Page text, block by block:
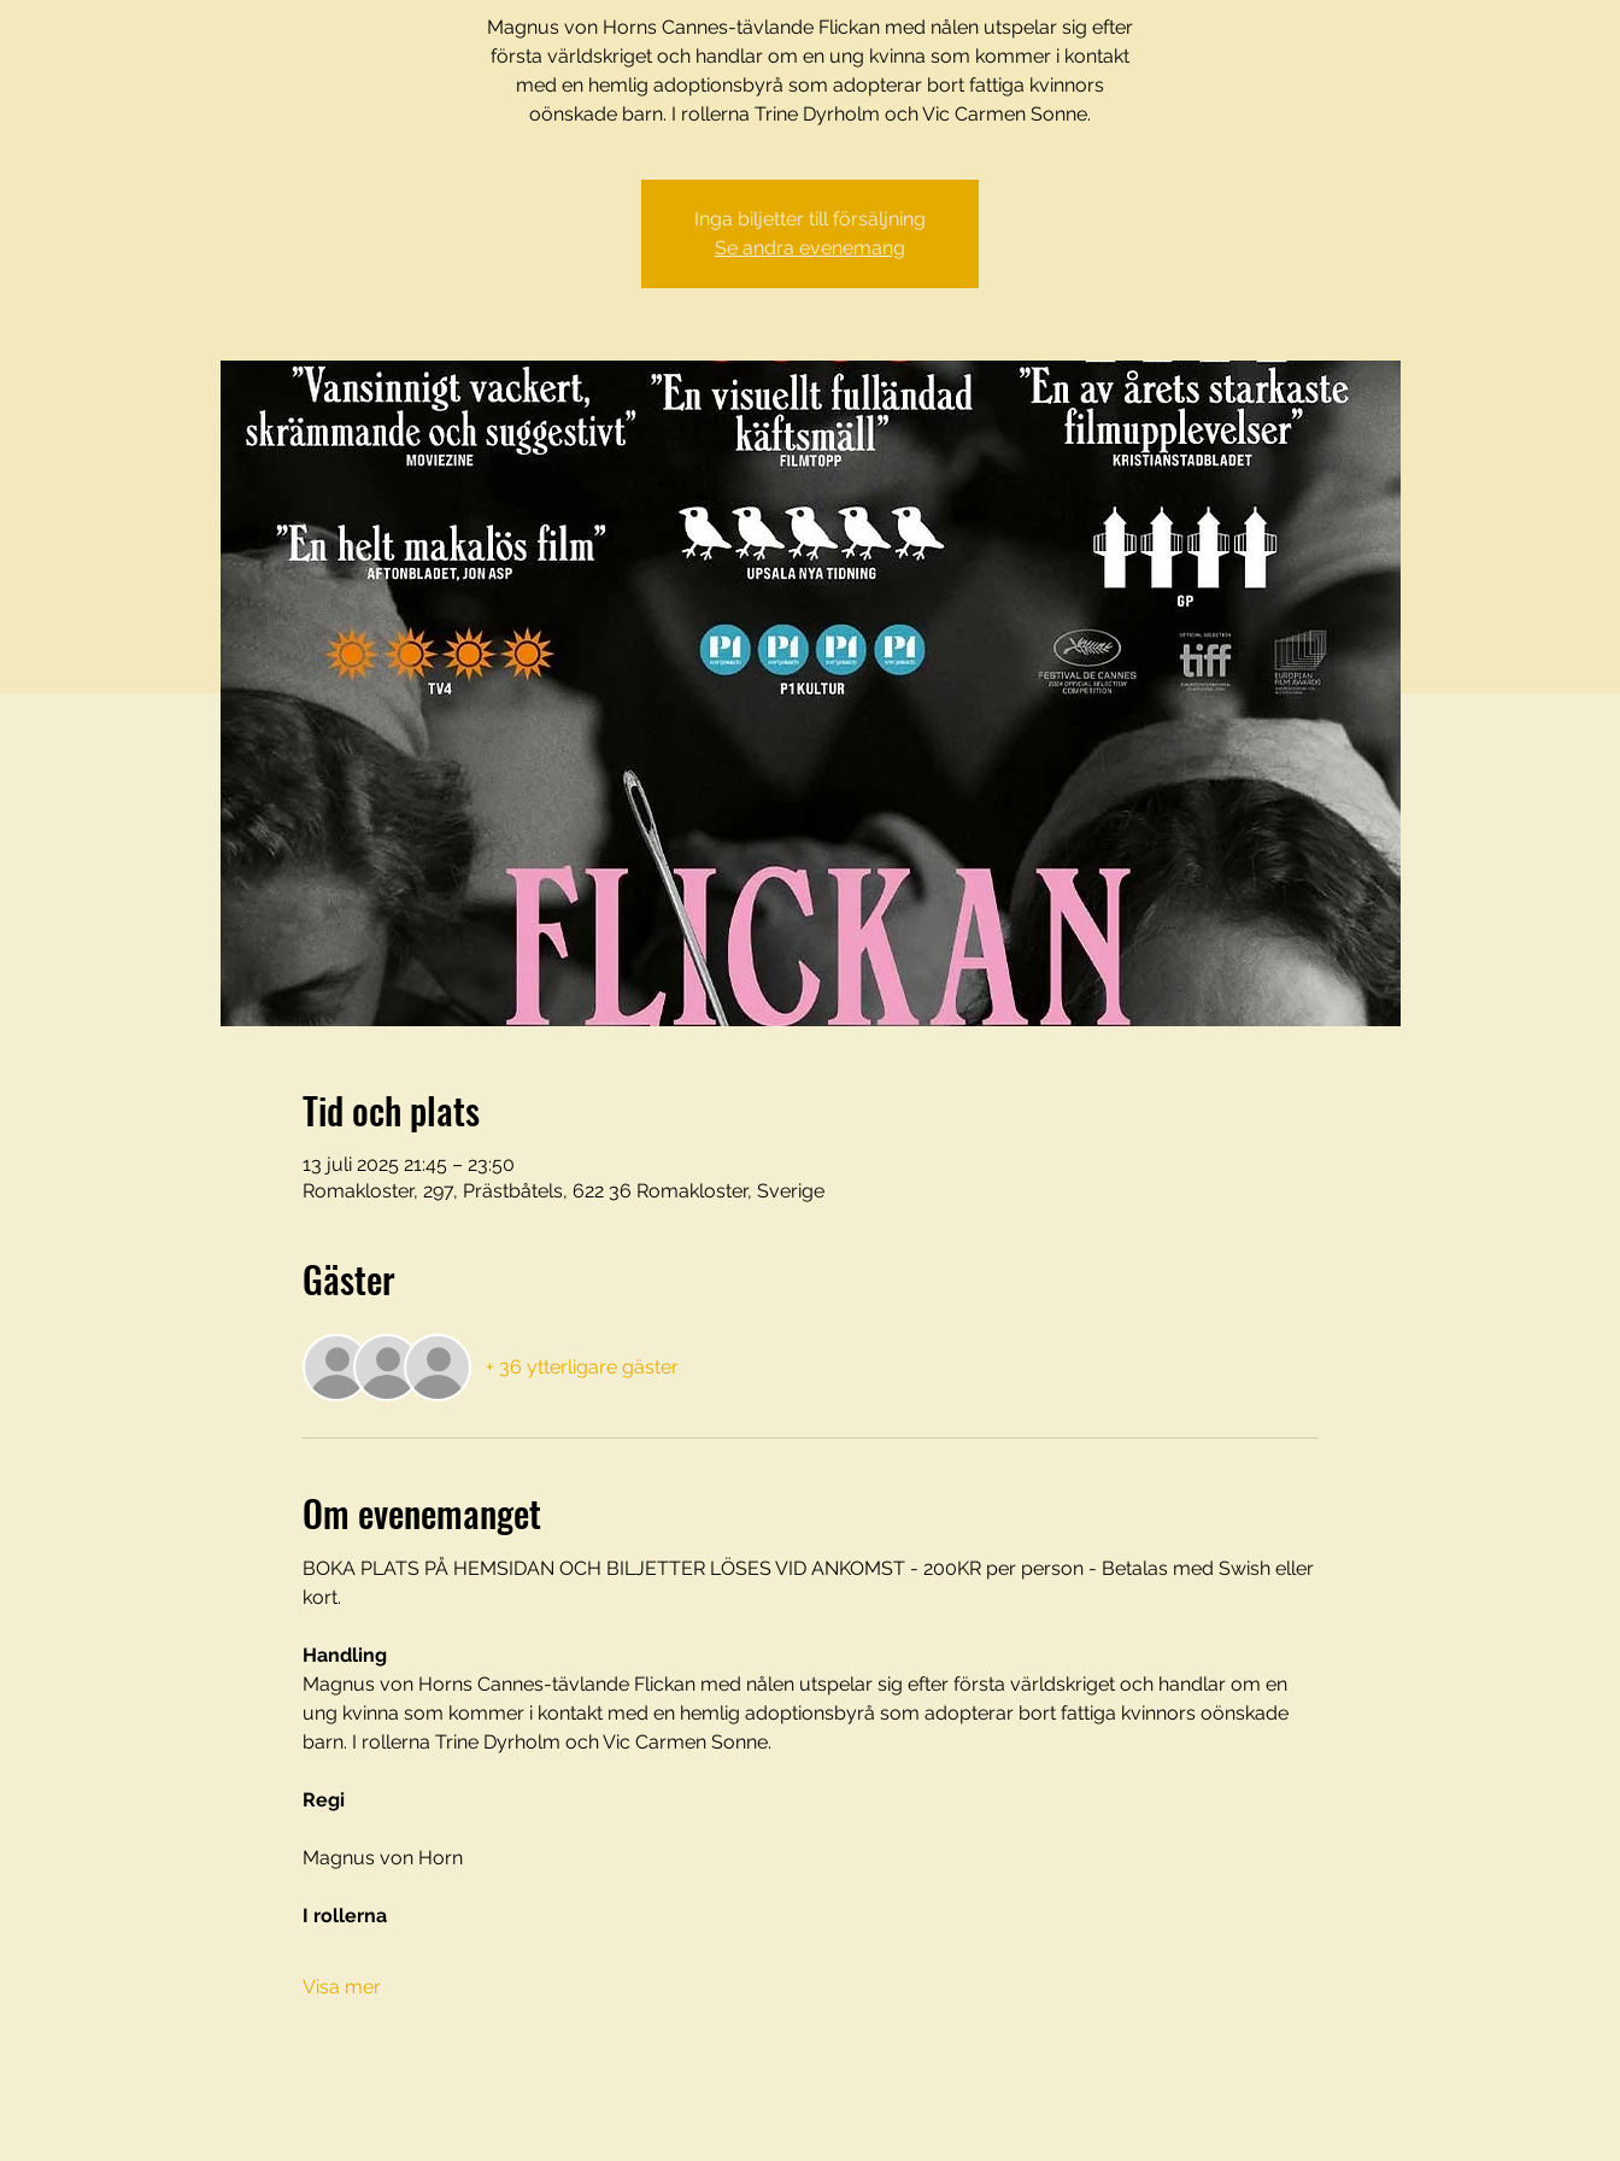
Magnus von Horns Cannes-tävlande Flickan med nålen utspelar sig efter
första världskriget och handlar om en ung kvinna som kommer i kontakt
med en hemlig adoptionsbyrå som adopterar bort fattiga kvinnors
oönskade barn. I rollerna Trine Dyrholm och Vic Carmen Sonne.
Inga biljetter till försäljning
Se andra evenemang
Tid och plats
13 juli 2025 21:45 – 23:50
Romakloster, 297, Prästbåtels, 622 36 Romakloster, Sverige
Gäster
+ 36 ytterligare gäster
Om evenemanget
BOKA PLATS PÅ HEMSIDAN OCH BILJETTER LÖSES VID ANKOMST - 200KR per person - Betalas med Swish eller
kort.
Handling
Magnus von Horns Cannes-tävlande Flickan med nålen utspelar sig efter första världskriget och handlar om en
ung kvinna som kommer i kontakt med en hemlig adoptionsbyrå som adopterar bort fattiga kvinnors oönskade
barn. I rollerna Trine Dyrholm och Vic Carmen Sonne.
Regi
Magnus von Horn
I rollerna
Visa mer